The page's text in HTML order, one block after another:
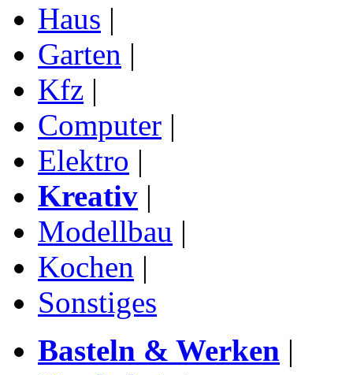
Haus |
Garten |
Kfz |
Computer |
Elektro |
Kreativ |
Modellbau |
Kochen |
Sonstiges
Basteln & Werken |